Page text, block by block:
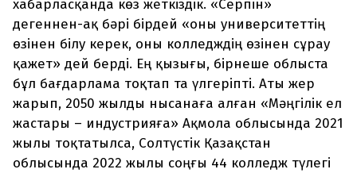
хабарласқанда көз жеткіздік. «Серпін»
дегеннен-ақ бәрі бірдей «оны университеттің
өзінен білу керек, оны колледждің өзінен сұрау
қажет» дей берді. Ең қызығы, бірнеше облыста
бұл бағдарлама тоқтап та үлгеріпті. Аты жер
жарып, 2050 жылды нысанаға алған «Мәңгілік ел
жастары – индустрияға» Ақмола облысында 2021
жылы тоқтатылса, Солтүстік Қазақстан
облысында 2022 жылы соңғы 44 колледж түлегі